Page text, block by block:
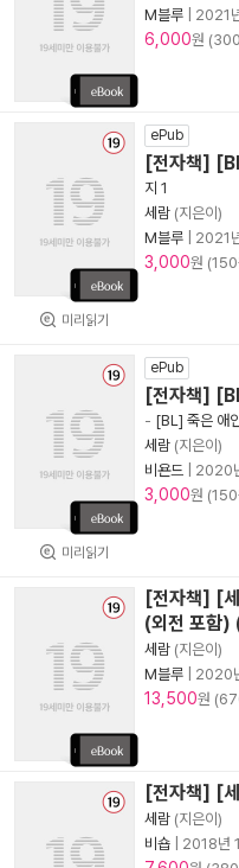
M블루
2021
6,000원
미리읽기
ePub
[전자책]
지 1
세람 (지은이)
M블루
2021
3,000원 (150
미리읽기
ePub
[전자책]
- [BL] 죽은 애
세람 (지은이)
비욘드
2020
3,000원 (150
[전자책] [
(외전 포함)
세람 (지은이)
M블루
2020
13,500원
[전자책] [
세람 (지은이)
비숍
2018년